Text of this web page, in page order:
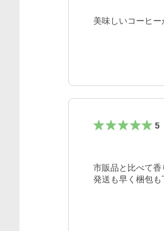
美味しいコーヒ
5
市販品と比べて
発送も早く梱包も